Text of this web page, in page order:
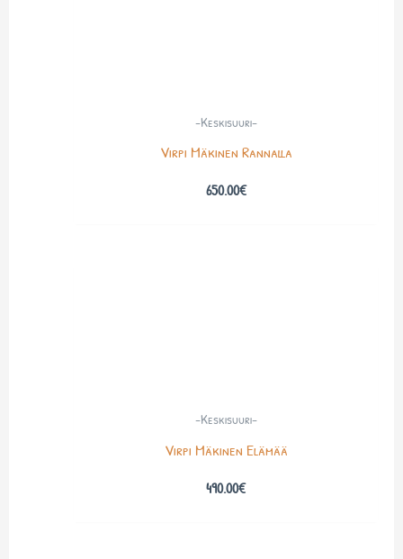
-Keskisuuri-
Virpi Mäkinen Rannalla
650.00€
-Keskisuuri-
Virpi Mäkinen Elämää
490.00€